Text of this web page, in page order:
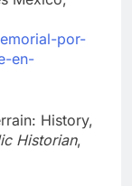
por-
en-
History,
Historian,